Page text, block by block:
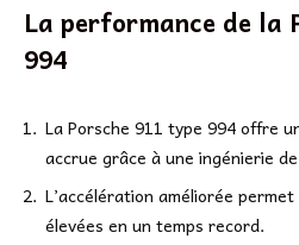
La performance de la
994
La Porsche 911 type 994 offre
accrue grâce à une ingénierie
L’accélération améliorée
élevées en un temps record.